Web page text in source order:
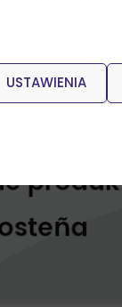
USTAWIENIA